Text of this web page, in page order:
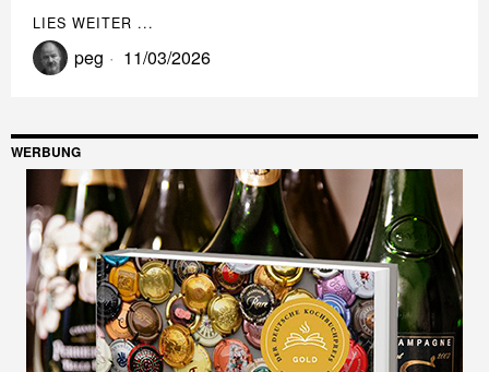
LIES WEITER ...
peg 11/03/2026
WERBUNG